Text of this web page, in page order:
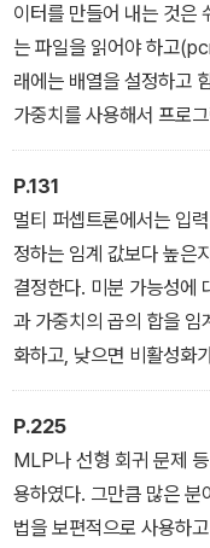
이터를 만들어 내는 것은
는 파일을 읽어야 하고
래에는 배열을 설정하고
가중치를 사용해서 프로
(가중치는 첫 번째 반복
를 이용했으므로 실행 때
P.131
멀티 퍼셉트론에서는 입
정하는 임계 값보다 높은
결정한다. 미분 가능성에
과 가중치의 곱의 합을 임
화하고, 낮으면 비활성화
력 벡터에 대해서는 여러
출력 값과 가중치의 곱에
한다. 은닉층의 활동은
활용된다.
P.225
MLP나 선형 회귀 문제
용하였다. 그만큼 많은 분
법을 보편적으로 사용하